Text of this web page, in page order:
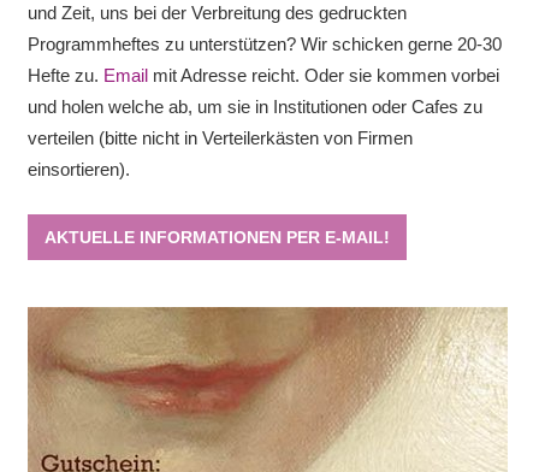
und Zeit, uns bei der Verbreitung des gedruckten
Programmheftes zu unterstützen? Wir schicken gerne 20-30
Hefte zu. Emailmit Adresse reicht. Oder sie kommen vorbei
und holen welche ab, um sie in Institutionen oder Cafes zu
verteilen (bitte nicht in Verteilerkästen von Firmen
einsortieren).
AKTUELLE INFORMATIONEN PER E-MAIL!